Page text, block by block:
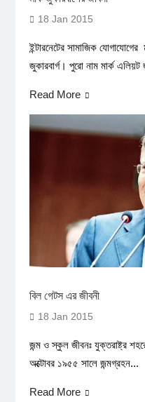
18 Jan 2015
ইন্টারনেটের সামাজিক যোগাযোগের
জুকারবার্গ। পুরো নাম মার্ক
Read More
বিল গেটস এর জীবনী
18 Jan 2015
জন্ম ও স্কুল জীবনঃ যুক্তরাষ্ট্র
অক্টোবর ১৯৫৫ সালে জন্মগ্রহন...
Read More